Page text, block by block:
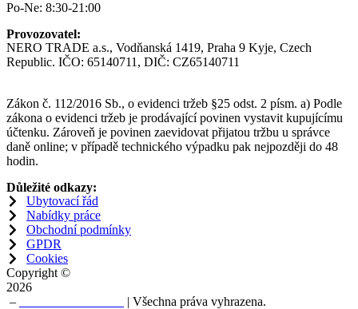
Po-Ne: 8:30-21:00
Provozovatel:
NERO TRADE a.s., Vodňanská 1419, Praha 9 Kyje, Czech
Republic. IČO: 65140711, DIČ: CZ65140711
Zákon č. 112/2016 Sb., o evidenci tržeb §25 odst. 2 písm. a) Podle
zákona o evidenci tržeb je prodávající povinen vystavit kupujícímu
účtenku. Zároveň je povinen zaevidovat přijatou tržbu u správce
daně online; v případě technického výpadku pak nejpozději do 48
hodin.
Důležité odkazy:
Ubytovací řád
Nabídky práce
Obchodní podmínky
GPDR
Cookies
Copyright ©
2026
–
| Všechna práva vyhrazena.